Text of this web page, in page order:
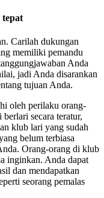
tepat
Carilah dukungan
memiliki pemandu
Anda
jadi Anda disarankan
tujuan Anda.
oleh perilaku orang-
secara teratur,
klub lari yang sudah
belum terbiasa
Orang-orang di klub
inginkan. Anda dapat
dan mendapatkan
seorang pemalas